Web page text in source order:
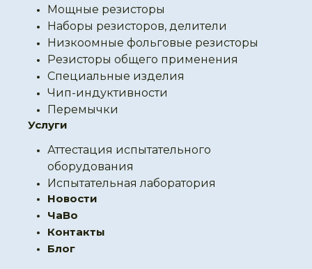
Мощные резисторы
Наборы резисторов, делители
Низкоомные фольговые резисторы
Резисторы общего применения
Специальные изделия
Чип-индуктивности
Перемычки
Услуги
Аттестация испытательного
оборудования
Испытательная лаборатория
Новости
ЧаВо
Контакты
Блог